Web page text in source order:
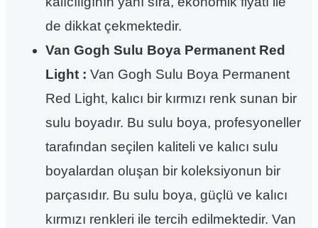
de dikkat çekmektedir.
Van Gogh Sulu Boya Permanent Red
Light : Van Gogh Sulu Boya Permanent
Red Light, kalıcı bir kırmızı renk sunan bir
sulu boyadır. Bu sulu boya, profesyoneller
tarafından seçilen kaliteli ve kalıcı sulu
boyalardan oluşan bir koleksiyonun bir
parçasıdır. Bu sulu boya, güçlü ve kalıcı
kırmızı renkleri ile tercih edilmektedir. Van